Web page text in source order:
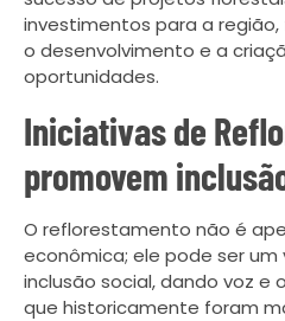
investimentos para a
o desenvolvimento e a
oportunidades.
Iniciativas de
promovem
O reflorestamento não é
econômica; ele pode ser
inclusão social, dando voz e
que historicamente foram